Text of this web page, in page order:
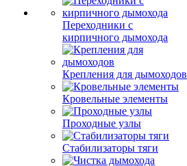
Переходники с
кирпичного дымохода
Крепления для дымоходов
Кровельные элементы
Проходные узлы
Стабилизаторы тяги